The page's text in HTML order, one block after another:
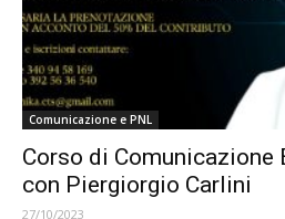
Comunicazione e PNL
Corso di Comunicazione
con Piergiorgio Carlini
27/10/2023